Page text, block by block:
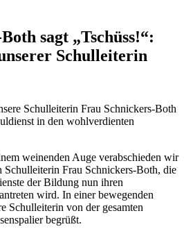
sagt „Tschüss!“:
Schulleiterin
Schulleiterin Frau Schnickers-Both
in den wohlverdienten
weinenden Auge verabschieden wir
Schulleiterin Frau Schnickers-Both, die
der Bildung nun ihren
wird. In einer bewegenden
Schulleiterin von der gesamten
begrüßt.